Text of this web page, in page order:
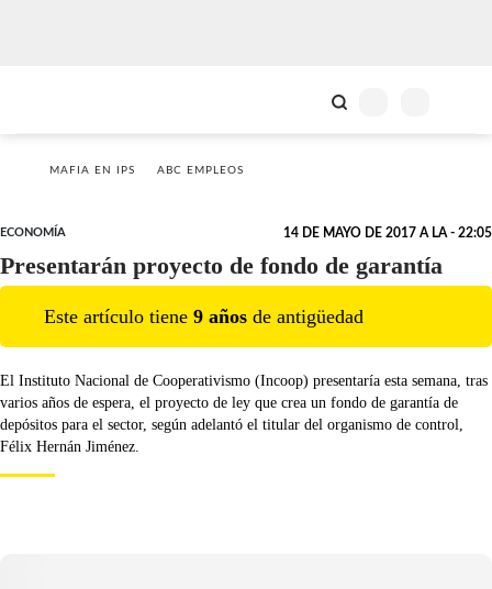
MAFIA EN IPS ABC EMPLEOS
ECONOMÍA 14 DE MAYO DE 2017 A LA - 22:05
Presentarán proyecto de fondo de garantía
Este artículo tiene 9 años de antigüedad
El Instituto Nacional de Cooperativismo (Incoop) presentaría esta semana, tras
varios años de espera, el proyecto de ley que crea un fondo de garantía de
depósitos para el sector, según adelantó el titular del organismo de control,
Félix Hernán Jiménez.